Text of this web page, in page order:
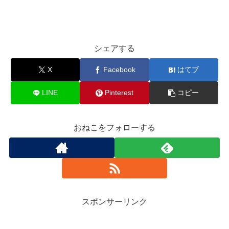
シェアする
X Facebook はてブ
LINE Pinterest コピー
おねこをフォローする
スポンサーリンク